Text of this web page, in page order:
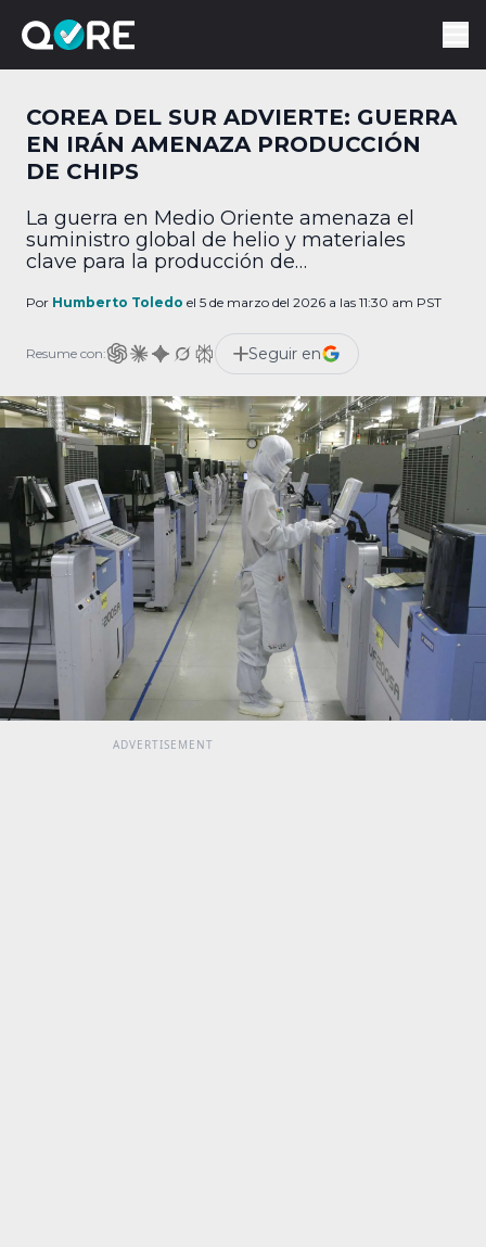
COREA DEL SUR ADVIERTE: GUERRA
EN IRÁN AMENAZA PRODUCCIÓN
DE CHIPS
La guerra en Medio Oriente amenaza el
suministro global de helio y materiales
clave para la producción de
Por Humberto Toledo el 5 de marzo del 2026 a las 11:30 am PST
Resume con: Seguir en